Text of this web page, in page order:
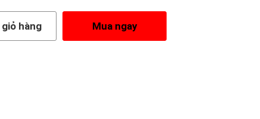
hàng Mua ngay